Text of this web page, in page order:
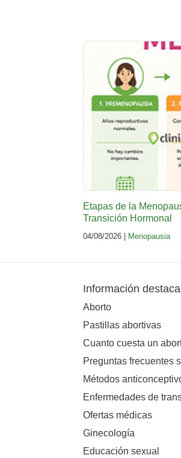
Etapas de la
Transición Hormonal
04/08/2026 | Menopausia
Información
Aborto
Pastillas abortivas
Cuanto cuesta un
Preguntas frecuentes
Métodos
Enfermedades de
Ofertas médicas
Ginecología
Educación sexual